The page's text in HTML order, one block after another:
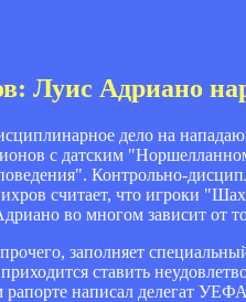
Луис Адриано
дело на
с датским
Контрольно-
считает, что игроки
во многом зависит от
заполняет
ставить
рапорте написал делегат